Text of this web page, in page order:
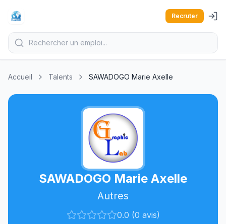
Recruter
Accueil Talents SAWADOGO Marie Axelle
SAWADOGO Marie Axelle
Autres
0.0 (0 avis)